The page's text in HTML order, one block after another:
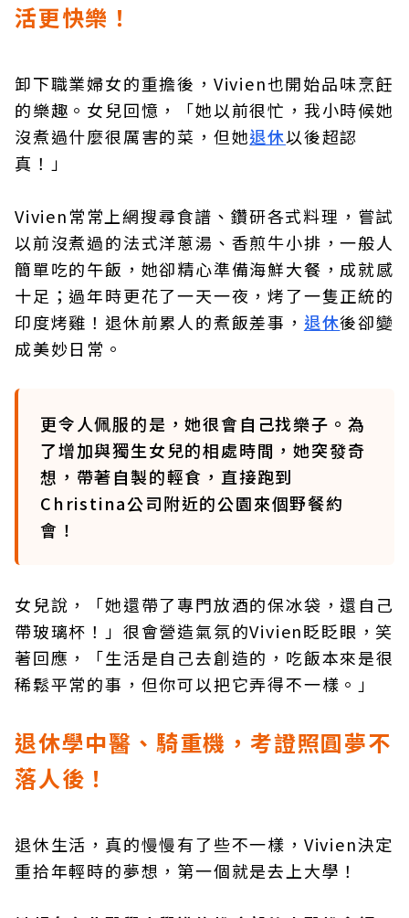
活更快樂！
卸下職業婦女的重擔後，Vivien也開始品味烹飪
的樂趣。女兒回憶，「她以前很忙，我小時候她
沒煮過什麼很厲害的菜，但她退休以後超認
真！」
Vivien常常上網搜尋食譜、鑽研各式料理，嘗試
以前沒煮過的法式洋蔥湯、香煎牛小排，一般人
簡單吃的午飯，她卻精心準備海鮮大餐，成就感
十足；過年時更花了一天一夜，烤了一隻正統的
印度烤雞！退休前累人的煮飯差事， 退休後卻變
成美妙日常。
更令人佩服的是，她很會自己找樂子。為
了增加與獨生女兒的相處時間，她突發奇
想，帶著自製的輕食，直接跑到
Christina公司附近的公園來個野餐約
會！
女兒說，「她還帶了專門放酒的保冰袋，還自己
帶玻璃杯！」很會營造氣氛的Vivien眨眨眼，笑
著回應，「生活是自己去創造的，吃飯本來是很
稀鬆平常的事，但你可以把它弄得不一樣。」
退休學中醫、騎重機，考證照圓夢不
落人後！
退休生活，真的慢慢有了些不一樣，Vivien決定
重拾年輕時的夢想，第一個就是去上大學！